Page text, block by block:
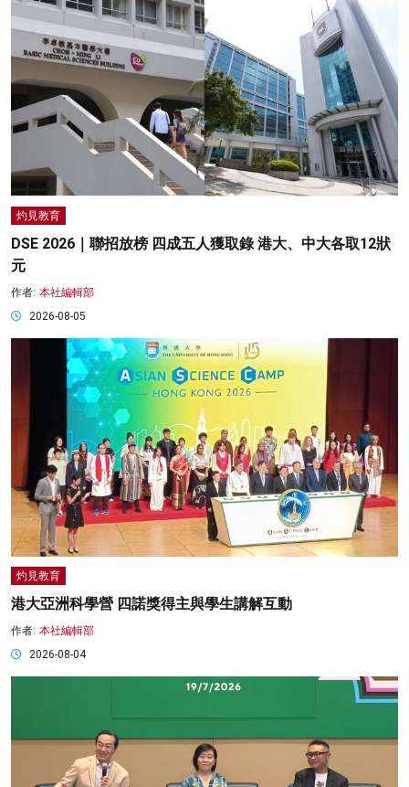
灼見教育
DSE 2026｜聯招放榜 四成五人獲取錄 港大、中大各取12狀
元
作者: 本社編輯部
2026-08-05
灼見教育
港大亞洲科學營 四諾獎得主與學生講解互動
作者: 本社編輯部
2026-08-04